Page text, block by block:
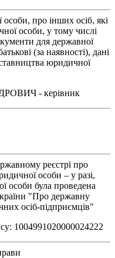
про інших осіб, які
особи, у тому числі
для державної
(за наявності), дані
юридичної
- керівник
реєстрі про
особи – у разі,
особи була проведена
"Про державну
осіб-підприємців"
1004991020000024222